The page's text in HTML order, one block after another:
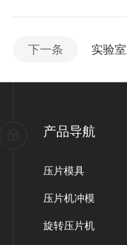
下一条 实验
产品导航
压片模具
压片机冲模
旋转压片机